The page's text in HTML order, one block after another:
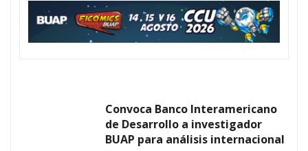
Convoca Banco Interamericano
de Desarrollo a investigador
BUAP para análisis internacional